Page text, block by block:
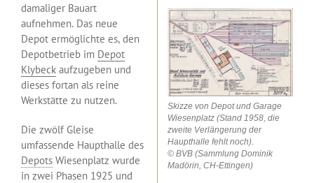
damaliger Bauart
aufnehmen. Das neue
Depot ermöglichte es, den
Depotbetrieb im Depot
Klybeck aufzugeben und
dieses fortan als reine
Werkstätte zu nutzen.
Die zwölf Gleise
umfassende Haupthalle des
Depots Wiesenplatz wurde
in zwei Phasen 1925 und
Skizze von Depot und Garage
Wiesenplatz (Stand 1958, die
zweite Verlängerung der
Haupthalle fehlt noch).
© BVB (Sammlung Dominik
Madörin, CH-Ettingen)